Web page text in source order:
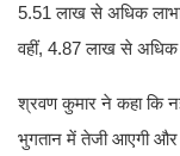
5.51 लाख से अधिक
वहीं, 4.87 लाख से अधिक
श्रवण कुमार ने कहा कि नई
भुगतान में तेजी आएगी और